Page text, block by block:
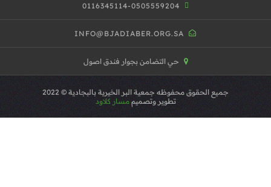
0116345114-0505559204
INFO@BJADIABER.ORG.SA
حي التضامن بجوار فندق اصول
جميع الحقوق محفوظه جمعية البر الخيرية بالبجادية © 2022
تطوير وتصميممسار كلاود